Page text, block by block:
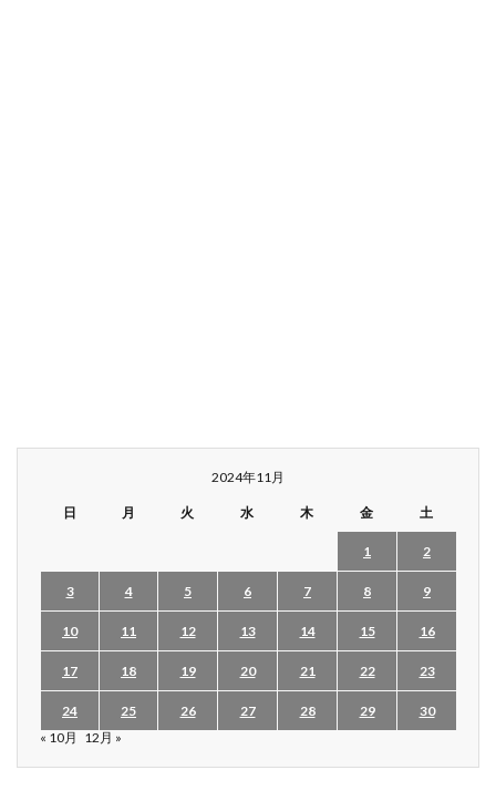
2024年11月
日 月 火 水 木 金 土
1 2
3 4 5 6 7 8 9
10 11 12 13 14 15 16
17 18 19 20 21 22 23
24 25 26 27 28 29
30
« 10月 12月 »